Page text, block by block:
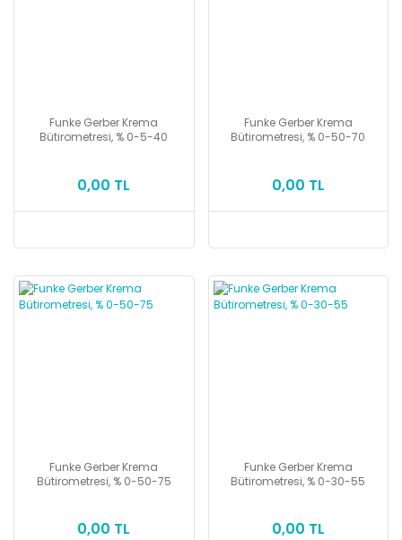
Funke Gerber Krema
Bütirometresi, % 0-5-40
0,00 TL
Funke Gerber Krema
Bütirometresi, % 0-50-70
0,00 TL
Funke Gerber Krema
Bütirometresi, % 0-50-75
0,00 TL
Funke Gerber Krema
Bütirometresi, % 0-30-55
0,00 TL